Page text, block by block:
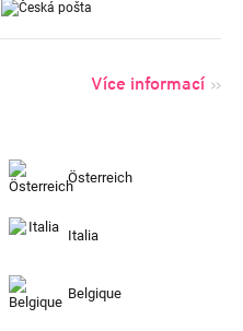
Více informací
Österreich
Italia
Belgique